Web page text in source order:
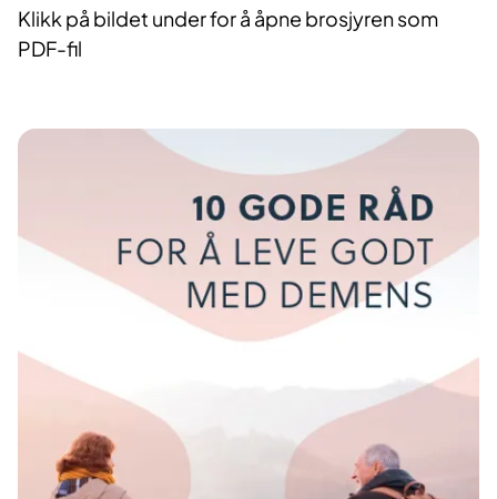
Klikk på bildet under for å åpne brosjyren som
PDF-fil